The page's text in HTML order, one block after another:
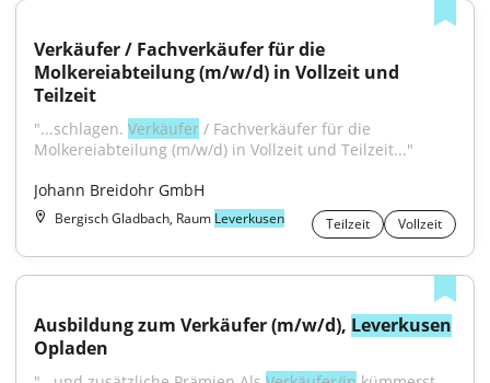
Verkäufer / Fachverkäufer für die
Molkereiabteilung (m/w/d) in Vollzeit und
Teilzeit
"...schlagen. Verkäufer / Fachverkäufer für die
Molkereiabteilung (m/w/d) in Vollzeit und Teilzeit..."
Johann Breidohr GmbH
Bergisch Gladbach, Raum Leverkusen Teilzeit Vollzeit
Ausbildung zum Verkäufer (m/w/d), Leverkusen
Opladen